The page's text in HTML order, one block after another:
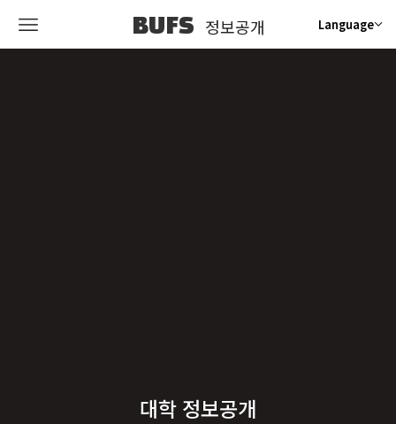
BUFS 정보공개 Language
대학 정보공개